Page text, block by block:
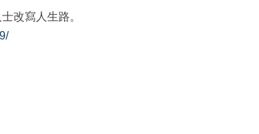
改寫人生路。